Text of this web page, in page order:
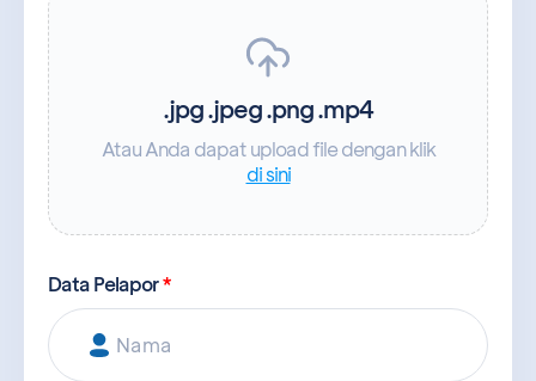
.jpg .jpeg .png .mp4
Atau Anda dapat upload file dengan klik
di sini
Data Pelapor*